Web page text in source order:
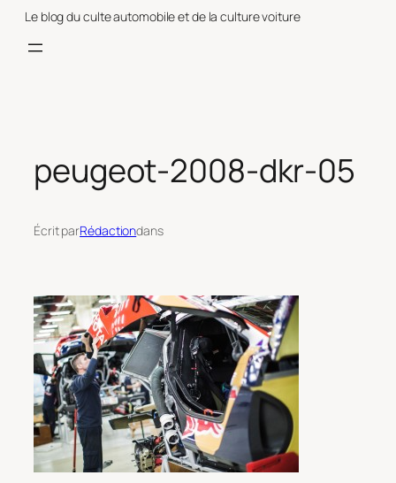
Le blog du culte automobile et de la culture voiture
peugeot-2008-dkr-05
Écrit parRédactiondans